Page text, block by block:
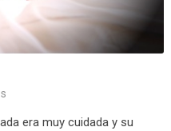
era muy cuidada y su